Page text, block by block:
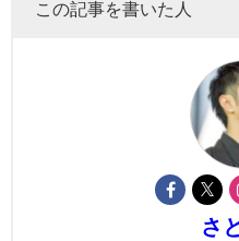
この記事を書いた人
さ